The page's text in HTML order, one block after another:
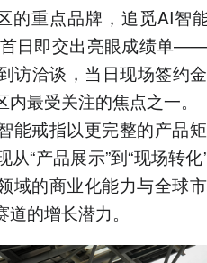
台销售榜首。
3.追觅首创震动交互技术，
现ECG+PPG+IMU多模态
感器高密度集成。
追觅AI智能戒指亮相CES
获Wearable大奖，NBA球星
里克·罗斯现场体验。
广交会助力追觅加速出
，AI健康穿戴成中国智造
高附加值
参考
的重点品牌，追觅AI智
日即交出亮眼成绩单
访洽谈，当日现场签约
最受关注的焦点之一。
能戒指以更完整的产品
“产品展示”到“现场转
域的商业化能力与全球
的增长潜力。